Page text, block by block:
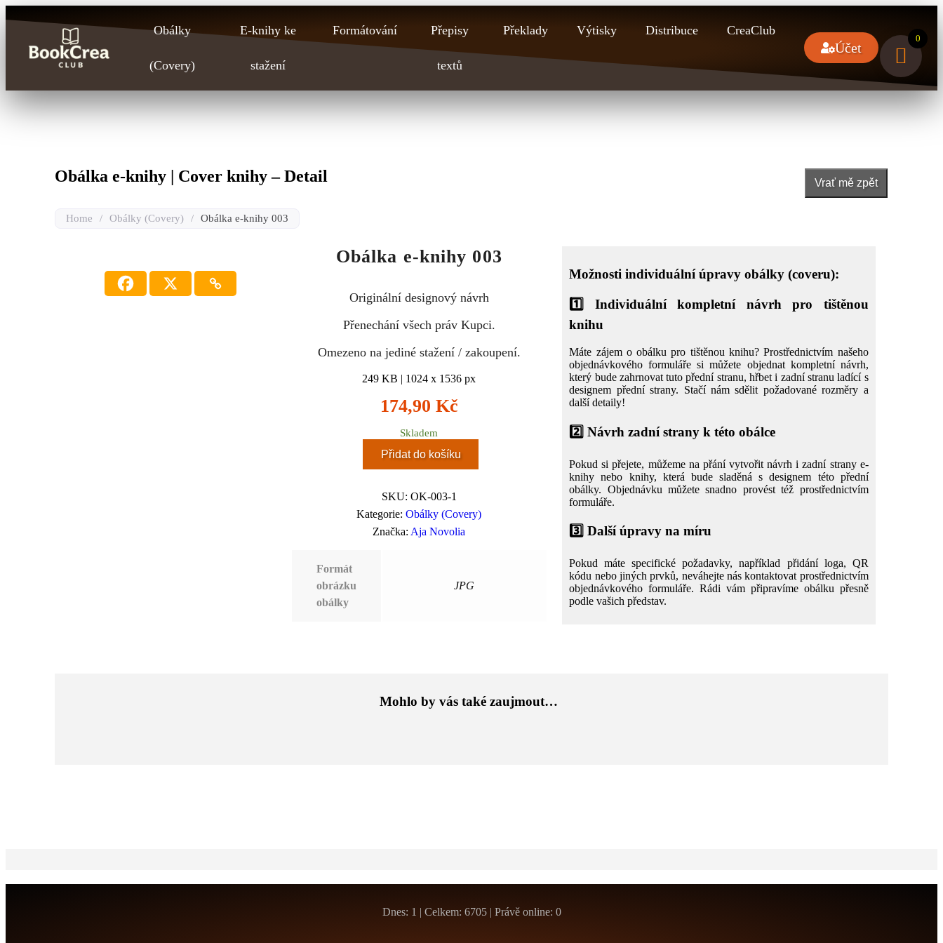
Obálky
(Covery)
E-knihy ke
stažení
Formátování Přepisy
textů
Překlady Výtisky Distribuce CreaClub
Účet
Obálka e-knihy | Cover knihy – Detail Vrať mě zpět
Home / Obálky (Covery) / Obálka e-knihy 003
Obálka e-knihy 003
Originální designový návrh
Přenechání všech práv Kupci.
Omezeno na jediné stažení / zakoupení.
249 KB | 1024 x 1536 px
174,90 Kč
Skladem
Přidat do košíku
SKU: OK-003-1
Kategorie:Obálky (Covery)
Značka: Aja Novolia
Formát
obrázku
obálky
JPG
Možnosti individuální úpravy obálky (coveru):
1️⃣ Individuální kompletní návrh pro tištěnou
knihu
Máte zájem o obálku pro tištěnou knihu? Prostřednictvím našeho
objednávkového formuláře si můžete objednat kompletní návrh,
který bude zahrnovat tuto přední stranu, hřbet i zadní stranu ladící s
designem přední strany. Stačí nám sdělit požadované rozměry a
další detaily!
2️⃣Návrh zadní strany k této obálce
Pokud si přejete, můžeme na přání vytvořit návrh i zadní strany e-
knihy nebo knihy, která bude sladěná s designem této přední
obálky. Objednávku můžete snadno provést též prostřednictvím
formuláře.
3️⃣Další úpravy na míru
Pokud máte specifické požadavky, například přidání loga, QR
kódu nebo jiných prvků, neváhejte nás kontaktovat prostřednictvím
objednávkového formuláře. Rádi vám připravíme obálku přesně
podle vašich představ.
Mohlo by vás také zaujmout…
Dnes: 1 | Celkem: 6705 | Právě online: 0
0